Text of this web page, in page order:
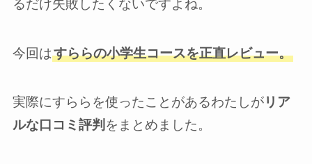
るだけ失敗したくないですよね。
今回はすららの小学生コースを正直レビュー。
実際にすららを使ったことがあるわたしがリア
ルな口コミ評判 をまとめました。